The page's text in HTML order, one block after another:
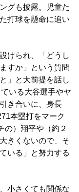
グも披露。児童た
打球を懸命に追い
けられ、「どうし
すか」という質問
」と大前提を話し
いる大谷選手やヤ
き合いに、身長
本塁打をマーク
の）翔平や（約２
きくないので、そ
いる」と努力する
小さくても関係な